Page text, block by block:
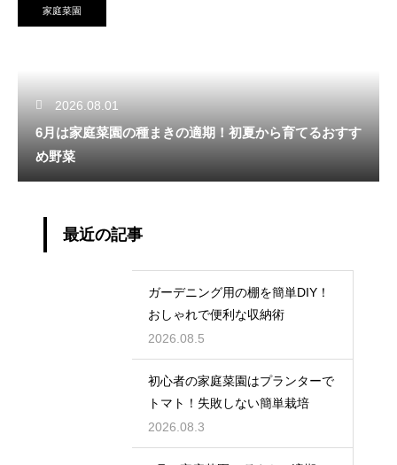
家庭菜園
2026.08.01
6月は家庭菜園の種まきの適期！初夏から育てるおすす
め野菜
最近の記事
ガーデニング用の棚を簡単DIY！
おしゃれで便利な収納術
2026.08.5
初心者の家庭菜園はプランターで
トマト！失敗しない簡単栽培
2026.08.3